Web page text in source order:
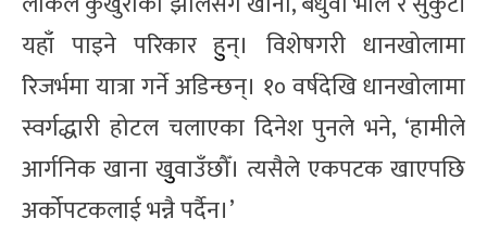
यहाँ पाइने परिकार हुुन्। विशेषगरी धानखोलामा
रिजर्भमा यात्रा गर्ने अडिन्छन्। १० वर्षदेखि धानखोलामा
स्वर्गद्धारी होटल चलाएका दिनेश पुनले भने, ‘हामीले
आर्गनिक खाना खुुवाउँछौँ। त्यसैले एकपटक खाएपछि
अर्कोपटकलाई भन्नै पर्दैन।’